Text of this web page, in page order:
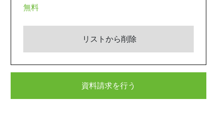
無料
リストから削除
資料請求を行う